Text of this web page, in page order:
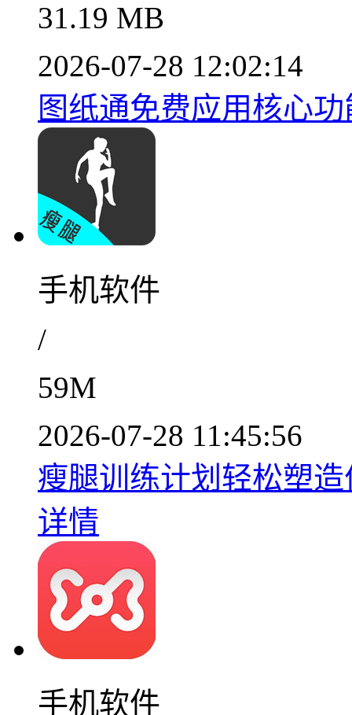
31.19 MB
2026-07-28 12:02:14
图纸通免费应用核心
手机软件
/
59M
2026-07-28 11:45:56
瘦腿训练计划轻松塑
详情
手机软件